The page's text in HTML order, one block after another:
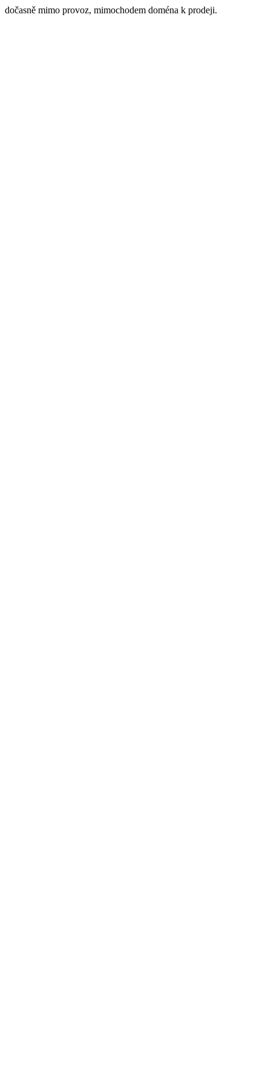
dočasně mimo provoz, mimochodem doména k prodeji.